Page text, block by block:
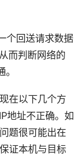
个回送请求数据
而判断网络的
在以下几个方
地址不正确。如
题很可能出在
证本机与目标